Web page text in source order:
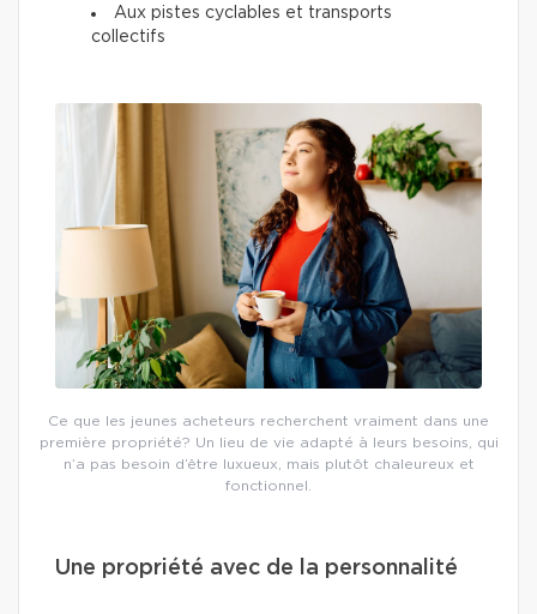
Aux pistes cyclables et transports
collectifs
Ce que les jeunes acheteurs recherchent vraiment dans une
première propriété? Un lieu de vie adapté à leurs besoins, qui
n’a pas besoin d’être luxueux, mais plutôt chaleureux et
fonctionnel.
Une propriété avec de la personnalité